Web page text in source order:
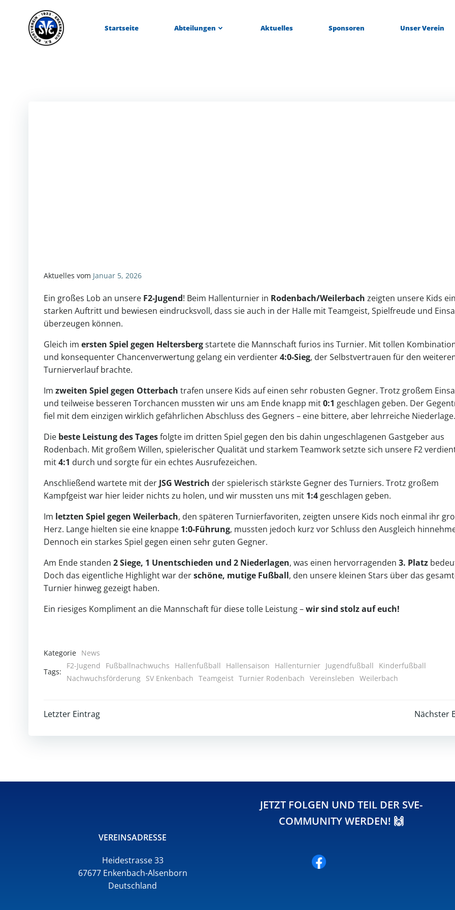
springen
Startseite Abteilungen Aktuelles Sponsoren Unser Verein
Aktuelles vom Januar 5, 2026
Ein großes Lob an unsere F2-Jugend! Beim Hallenturnier in Rodenbach/Weilerbach zeigten unsere Kids
starken Auftritt und bewiesen eindrucksvoll, dass sie auch in der Halle mit Teamgeist, Spielfreude und
überzeugen können.
Gleich im ersten Spiel gegen Heltersbergstartete die Mannschaft furios ins Turnier. Mit tollen
und konsequenter Chancenverwertung gelang ein verdienter4:0-Sieg, der Selbstvertrauen für den
Turnierverlauf brachte.
Im zweiten Spiel gegen Otterbach trafen unsere Kids auf einen sehr robusten Gegner. Trotz großem
und teilweise besseren Torchancen mussten wir uns am Ende knapp mit0:1 geschlagen geben. Der
fiel mit dem einzigen wirklich gefährlichen Abschluss des Gegners – eine bittere, aber lehrreiche Niederlage.
Die beste Leistung des Tagesfolgte im dritten Spiel gegen den bis dahin ungeschlagenen Gastgeber aus
Rodenbach. Mit großem Willen, spielerischer Qualität und starkem Teamwork setzte sich unsere F2
mit4:1 durch und sorgte für ein echtes Ausrufezeichen.
Anschließend wartete mit der JSG Westrich der spielerisch stärkste Gegner des Turniers. Trotz großem
Kampfgeist war hier leider nichts zu holen, und wir mussten uns mit 1:4 geschlagen geben.
Im letzten Spiel gegen Weilerbach, den späteren Turnierfavoriten, zeigten unsere Kids noch einmal ihr
Herz. Lange hielten sie eine knappe 1:0-Führung, mussten jedoch kurz vor Schluss den Ausgleich
Dennoch ein starkes Spiel gegen einen sehr guten Gegner.
Am Ende standen 2 Siege, 1 Unentschieden und 2 Niederlagen, was einen hervorragenden 3. Platz
Doch das eigentliche Highlight war derschöne, mutige Fußball, den unsere kleinen Stars über das
Turnier hinweg gezeigt haben.
Ein riesiges Kompliment an die Mannschaft für diese tolle Leistung –wir sind stolz auf euch!
Kategorie News
Tags:
F2-Jugend Fußballnachwuchs Hallenfußball Hallensaison Hallenturnier Jugendfußball
Kinderfußball
Nachwuchsförderung SV Enkenbach Teamgeist Turnier Rodenbach Vereinsleben Weilerbach
Post
navigation
Letzter Eintrag
navigation
Nächster
VEREINSADRESSE
Heidestrasse 33
67677 Enkenbach-Alsenborn
Deutschland
JETZT FOLGEN UND TEIL DER SVE-
COMMUNITY WERDEN! 🙌